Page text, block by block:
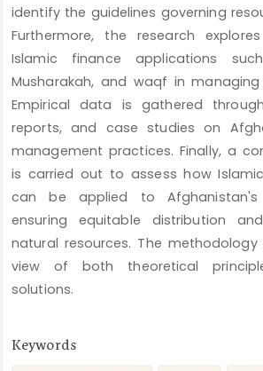
identify the guidelines governing
Furthermore, the research
Islamic finance applications
Musharakah, and waqf in
Empirical data is gathered
reports, and case studies on
management practices. Finally, a
is carried out to assess how
can be applied to Afghanistan's
ensuring equitable distribution
natural resources. The
view of both theoretical
solutions.
Keywords